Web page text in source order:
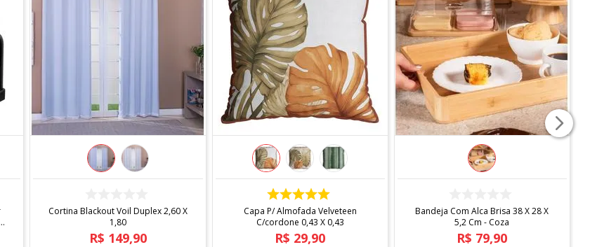
Cortina Blackout Voil Duplex 2,60 X
1,80
R$ 149,90
COMPRAR
Capa P/ Almofada Velveteen
C/cordone 0,43 X 0,43
R$ 29,90
Bandeja Com Alca Brisa 38 X 28 X
5,2 Cm - Coza
R$ 79,90